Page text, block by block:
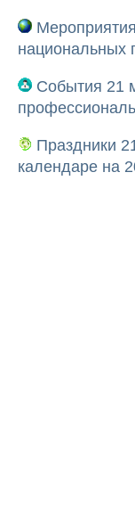
национальных
События 21
Праздники
календаре на